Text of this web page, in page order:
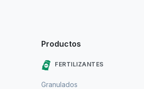
Productos
FERTILIZANTES
Granulados